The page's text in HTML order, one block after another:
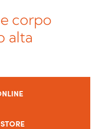
corpo
alta